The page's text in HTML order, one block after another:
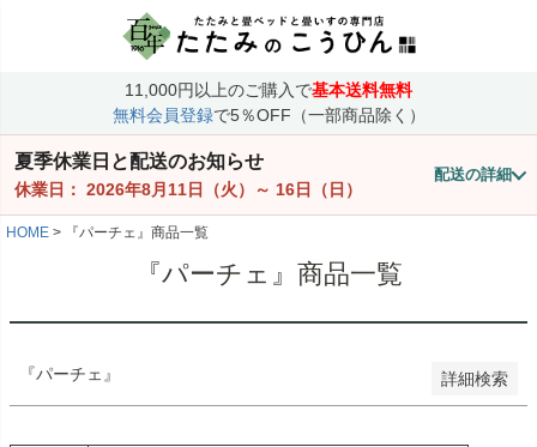
11,000円以上のご購入で基本送料無料
無料会員登録で5％OFF（一部商品除く）
夏季休業日と配送のお知らせ
休業日： 2026年8月11日（火） ～ 16日（日）
配送の詳細
HOME 『パーチェ』商品一覧
『パーチェ』商品一覧
『パーチェ』 詳細検索
〜
商品番号/JANコード
並び順
価格が安い順
価格が高い順
レビュー順
検索